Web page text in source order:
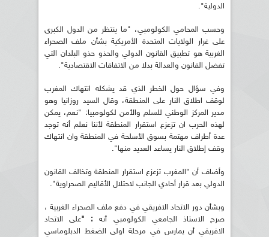
الدولية".
وحسب المحامي الكولومبي، "ما ينتظر من الدول الكبرى
على غرار الولايات المتحدة الأمريكية بشأن ملف الصحراء
الغربية هو تطبيق القانون الدولي والحذو حذو البلدان التي
تفضل القانون والعدالة بدلا من الاتفاقات الاقتصادية".
وفي سؤال حول الخطر الذي قد يشكله انتهاك المغرب
لوقف اطلاق النار على المنطقة، وقال السيد روزانيا وهو
مدير المركز الوطني للسلم والأمن لكولومبيا: "نعم، يمكن
لهذه الحرب ان تزعزع استقرار المنطقة لأننا نعلم أنه توجد
عدة أطراف مهتمة بسوق الأسلحة في المنطقة وان انتهاك
وقف إطلاق النار يساعد العديد منها".
وأضاف أن "المغرب تزعزع استقرار المنطقة وتخالف القانون
الدولي بعد قرار أحادي الجانب لاحتلال الأقاليم الصحراوية".
وبشأن دور الاتحاد الافريقي في دفع ملف الصحراء الغربية ،
صرح الاستاذ الجامعي الكولومبي أنه : "على الاتحاد
الافريقي أن يمارس في مرحلة اولى الضغط الدبلوماسي